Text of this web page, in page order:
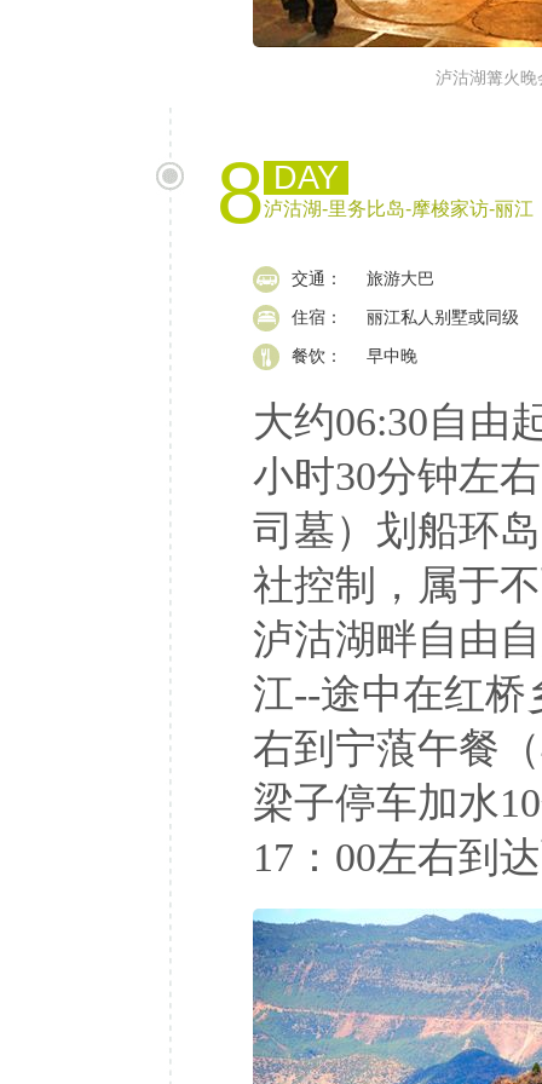
泸沽湖篝火晚
8 DAY
泸沽湖-里务比岛-摩梭家访-丽江
交通： 旅游大巴
住宿： 丽江私人别墅或同级
餐饮： 早中晚
大约06:30自由
小时30分钟左
司墓）划船环
社控制，属于
泸沽湖畔自由
江--途中在红桥
右到宁蒗午餐
梁子停车加水
17：00左右到